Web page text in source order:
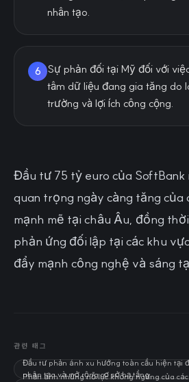
nhân tạo.
6
Sự phản đối tại Mỹ đối với
tâm dữ liệu đang gia tăng do
trường và lợi ích công cộng.
Đầu tư 75 tỷ euro của SoftBank
quan trọng ngày càng tăng của
mạnh mẽ tại châu Âu, đồng
phản ứng đối lập tại các khu
đẩy mạnh công nghệ và sáng
관련 태그
Đầu tư phản ánh xu hướng toàn cầu hiện tại
nhân tạo và mở rộng cơ sở hạ tầng.
Phản ánh những nỗ lực không ngừng của